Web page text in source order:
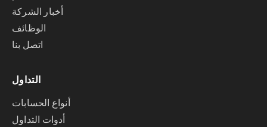
أخبار الشركة
الوظائف
اتصل بنا
التداول
أنواع الحسابات
أدوات التداول